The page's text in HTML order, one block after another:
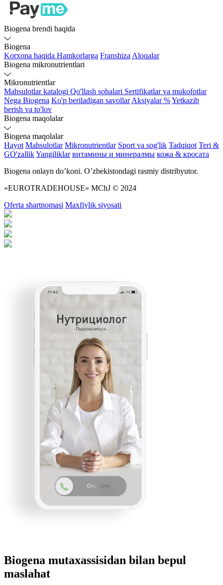
Biogena brendi haqida
Biogena
Korxona haqida Hamkorlarga Franshiza Aloqalar
Biogena mikronutrientlari
Mikronutrientlar
Mahsulotlar katalogi Qo'llash sohalari Sertifikatlar va mukofotlar
Nega Biogena Ko'p beriladigan savollar Aksiyalar %Yetkazib
berish va to'lov
Biogena maqolalar
Biogena maqolalar
Hayot Mahsulotlar Mikronutrientlar Sport va sog'lik Tadqiqot Teri &
GO'zallikYangiliklar витамины и минералмы кожа & кросата
Biogena onlayn do’koni. O’zbekistondagi rasmiy distribyutor.
«EUROTRADEHOUSE» MChJ © 2024
Oferta shartnomasi Maxfiylik siyosati
Biogena mutaxassisidan bilan bepul
maslahat